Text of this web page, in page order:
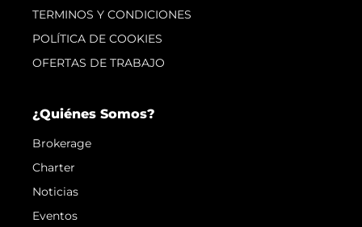
TERMINOS Y CONDICIONES
POLÍTICA DE COOKIES
OFERTAS DE TRABAJO
¿Quiénes Somos?
Brokerage
Charter
Noticias
Eventos